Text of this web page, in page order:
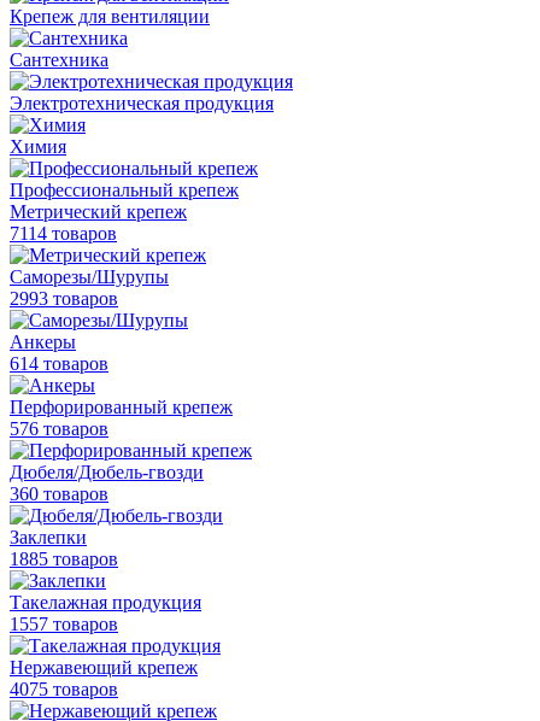
Крепеж для вентиляции
Сантехника
Электротехническая продукция
Химия
Профессиональный крепеж
Метрический крепеж
7114 товаров
Саморезы/Шурупы
2993 товаров
Анкеры
614 товаров
Перфорированный крепеж
576 товаров
Дюбеля/Дюбель-гвозди
360 товаров
Заклепки
1885 товаров
Такелажная продукция
1557 товаров
Нержавеющий крепеж
4075 товаров